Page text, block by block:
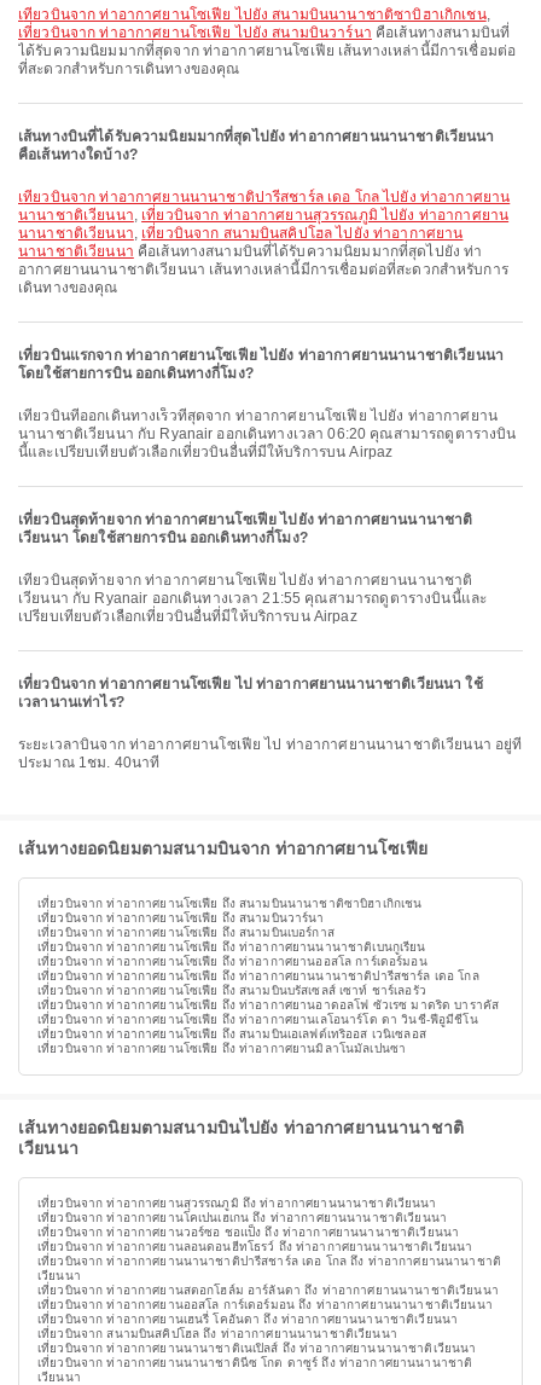
เที่ยวบินจาก ท่าอากาศยานโซเฟีย ไปยัง สนามบินนานาชาติซาบิฮาเกิกเชน,
เที่ยวบินจาก ท่าอากาศยานโซเฟีย ไปยัง สนามบินวาร์นา คือเส้นทางสนามบินที่
ได้รับความนิยมมากที่สุดจาก ท่าอากาศยานโซเฟีย เส้นทางเหล่านี้มีการเชื่อมต่อ
ที่สะดวกสำหรับการเดินทางของคุณ
เส้นทางบินที่ได้รับความนิยมมากที่สุดไปยัง ท่าอากาศยานนานาชาติเวียนนา
คือเส้นทางใดบ้าง?
เที่ยวบินจาก ท่าอากาศยานนานาชาติปารีสชาร์ล เดอ โกล ไปยัง ท่าอากาศยาน
นานาชาติเวียนนา, เที่ยวบินจาก ท่าอากาศยานสุวรรณภูมิ ไปยัง ท่าอากาศยาน
นานาชาติเวียนนา, เที่ยวบินจาก สนามบินสคิปโฮล ไปยัง ท่าอากาศยาน
นานาชาติเวียนนา คือเส้นทางสนามบินที่ได้รับความนิยมมากที่สุดไปยัง ท่า
อากาศยานนานาชาติเวียนนา เส้นทางเหล่านี้มีการเชื่อมต่อที่สะดวกสำหรับการ
เดินทางของคุณ
เที่ยวบินแรกจาก ท่าอากาศยานโซเฟีย ไปยัง ท่าอากาศยานนานาชาติเวียนนา
โดยใช้สายการบิน ออกเดินทางกี่โมง?
เที่ยวบินที่ออกเดินทางเร็วที่สุดจาก ท่าอากาศยานโซเฟีย ไปยัง ท่าอากาศยาน
นานาชาติเวียนนา กับ Ryanair ออกเดินทางเวลา 06:20 คุณสามารถดูตารางบิน
นี้และเปรียบเทียบตัวเลือกเที่ยวบินอื่นที่มีให้บริการบน Airpaz
เที่ยวบินสุดท้ายจาก ท่าอากาศยานโซเฟีย ไปยัง ท่าอากาศยานนานาชาติ
เวียนนา โดยใช้สายการบิน ออกเดินทางกี่โมง?
เที่ยวบินสุดท้ายจาก ท่าอากาศยานโซเฟีย ไปยัง ท่าอากาศยานนานาชาติ
เวียนนา กับ Ryanair ออกเดินทางเวลา 21:55 คุณสามารถดูตารางบินนี้และ
เปรียบเทียบตัวเลือกเที่ยวบินอื่นที่มีให้บริการบน Airpaz
เที่ยวบินจาก ท่าอากาศยานโซเฟีย ไป ท่าอากาศยานนานาชาติเวียนนา ใช้
เวลานานเท่าไร?
ระยะเวลาบินจาก ท่าอากาศยานโซเฟีย ไป ท่าอากาศยานนานาชาติเวียนนา อยู่ที่
ประมาณ 1ชม. 40นาที
เส้นทางยอดนิยมตามสนามบินจาก ท่าอากาศยานโซเฟีย
เที่ยวบินจาก ท่าอากาศยานโซเฟีย ถึง สนามบินนานาชาติซาบิฮาเกิกเชน
เที่ยวบินจาก ท่าอากาศยานโซเฟีย ถึง สนามบินวาร์นา
เที่ยวบินจาก ท่าอากาศยานโซเฟีย ถึง สนามบินเบอร์กาส
เที่ยวบินจาก ท่าอากาศยานโซเฟีย ถึง ท่าอากาศยานนานาชาติเบนกูเรียน
เที่ยวบินจาก ท่าอากาศยานโซเฟีย ถึง ท่าอากาศยานออสโล การ์เดอร์มอน
เที่ยวบินจาก ท่าอากาศยานโซเฟีย ถึง ท่าอากาศยานนานาชาติปารีสชาร์ล เดอ โกล
เที่ยวบินจาก ท่าอากาศยานโซเฟีย ถึง สนามบินบรัสเซลส์ เซาท์ ชาร์เลอรัว
เที่ยวบินจาก ท่าอากาศยานโซเฟีย ถึง ท่าอากาศยานอาดอลโฟ ซัวเรซ มาดริด บาราคัส
เที่ยวบินจาก ท่าอากาศยานโซเฟีย ถึง ท่าอากาศยานเลโอนาร์โด ดา วินชี-ฟีอูมีชีโน
เที่ยวบินจาก ท่าอากาศยานโซเฟีย ถึง สนามบินเอเลฟต์เทริออส เวนิเซลอส
เที่ยวบินจาก ท่าอากาศยานโซเฟีย ถึง ท่าอากาศยานมิลาโนมัลเปนซา
เส้นทางยอดนิยมตามสนามบินไปยัง ท่าอากาศยานนานาชาติ
เวียนนา
เที่ยวบินจาก ท่าอากาศยานสุวรรณภูมิ ถึง ท่าอากาศยานนานาชาติเวียนนา
เที่ยวบินจาก ท่าอากาศยานโคเปนเฮเกน ถึง ท่าอากาศยานนานาชาติเวียนนา
เที่ยวบินจาก ท่าอากาศยานวอร์ซอ ชอแป็ง ถึง ท่าอากาศยานนานาชาติเวียนนา
เที่ยวบินจาก ท่าอากาศยานลอนดอนฮีทโธรว์ ถึง ท่าอากาศยานนานาชาติเวียนนา
เที่ยวบินจาก ท่าอากาศยานนานาชาติปารีสชาร์ล เดอ โกล ถึง ท่าอากาศยานนานาชาติ
เวียนนา
เที่ยวบินจาก ท่าอากาศยานสตอกโฮล์ม อาร์ลันดา ถึง ท่าอากาศยานนานาชาติเวียนนา
เที่ยวบินจาก ท่าอากาศยานออสโล การ์เดอร์มอน ถึง ท่าอากาศยานนานาชาติเวียนนา
เที่ยวบินจาก ท่าอากาศยานเฮนรี่ โคอันดา ถึง ท่าอากาศยานนานาชาติเวียนนา
เที่ยวบินจาก สนามบินสคิปโฮล ถึง ท่าอากาศยานนานาชาติเวียนนา
เที่ยวบินจาก ท่าอากาศยานนานาชาติเนเปิลส์ ถึง ท่าอากาศยานนานาชาติเวียนนา
เที่ยวบินจาก ท่าอากาศยานนานาชาตินีซ โกต ดาซูร์ ถึง ท่าอากาศยานนานาชาติ
เวียนนา